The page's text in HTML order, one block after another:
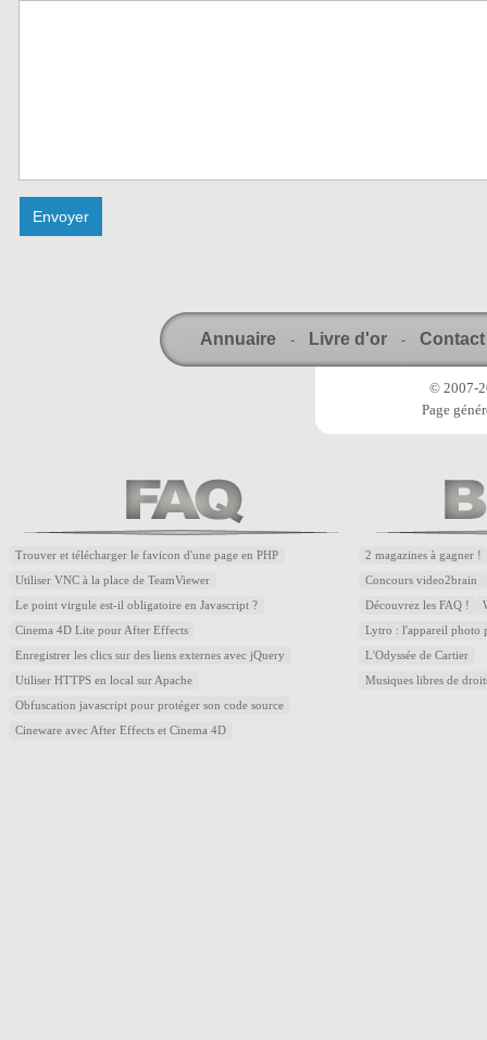
Annuaire - Livre d'or - Contact
© 2007-
Page
Trouver et télécharger le favicon d'une page en PHP
Utiliser VNC à la place de TeamViewer
Le point virgule est-il obligatoire en Javascript ?
Cinema 4D Lite pour After Effects
Enregistrer les clics sur des liens externes avec jQuery
Utiliser HTTPS en local sur Apache
Obfuscation javascript pour protéger son code source
Cineware avec After Effects et Cinema 4D
2 magazines à gagner !
Concours video2brain
Découvrez les FAQ !
Lytro : l'appareil photo
L'Odyssée de Cartier
Musiques libres de